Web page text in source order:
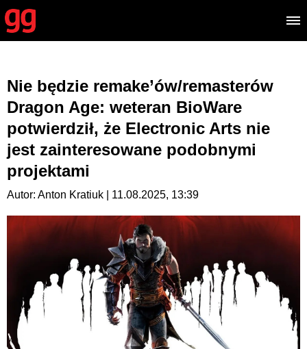
Nie będzie remake’ów/remasterów
Dragon Age: weteran BioWare
potwierdził, że Electronic Arts nie
jest zainteresowane podobnymi
projektami
Autor: Anton Kratiuk | 11.08.2025, 13:39